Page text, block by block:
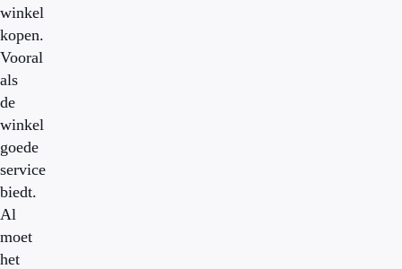
winkel
kopen.
Vooral
als
de
winkel
goede
service
biedt.
Al
moet
het